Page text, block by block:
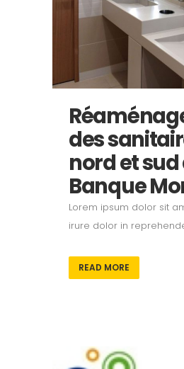
des
nord et sud
Banque
Lorem ipsum dolor sit
irure dolor in
READ MORE